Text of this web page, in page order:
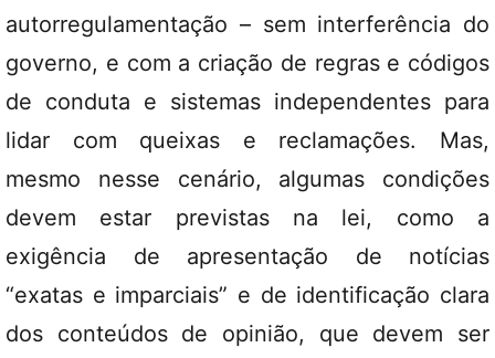
autorregulamentação – sem interferência do
governo, e com a criação de regras e códigos
de conduta e sistemas independentes para
lidar com queixas e reclamações. Mas,
mesmo nesse cenário, algumas condições
devem estar previstas na lei, como a
exigência de apresentação de notícias
“exatas e imparciais” e de identificação clara
dos conteúdos de opinião, que devem ser